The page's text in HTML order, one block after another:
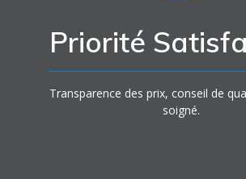
Priorité
Transparence des prix, conseil de
soigné.